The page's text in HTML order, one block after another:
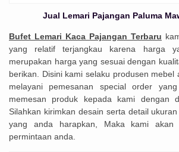
Jual Lemari Pajangan Paluma
Bufet Lemari Kaca Pajangan Terbaru
yang relatif terjangkau karena harga
merupakan harga yang sesuai dengan
berikan. Disini kami selaku produsen mebel
melayani pemesanan special order
memesan produk kepada kami dengan
Silahkan kirimkan desain serta detail
yang anda harapkan, Maka kami akan
permintaan anda.